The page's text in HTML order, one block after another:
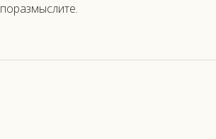
поразмыслите.